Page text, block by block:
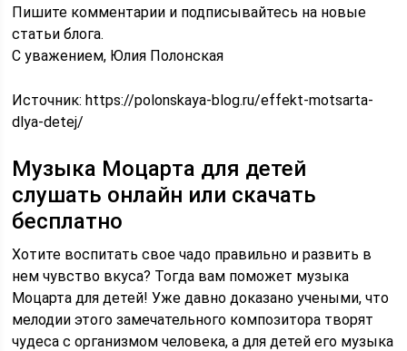
Пишите комментарии и подписывайтесь на новые
статьи блога.
С уважением, Юлия Полонская
Источник:https://polonskaya-blog.ru/effekt-motsarta-
dlya-detej/
Музыка Моцарта для детей
слушать онлайн или скачать
бесплатно
Хотите воспитать свое чадо правильно и развить в
нем чувство вкуса? Тогда вам поможет музыка
Моцарта для детей! Уже давно доказано учеными, что
мелодии этого замечательного композитора творят
чудеса с организмом человека, а для детей его музыка